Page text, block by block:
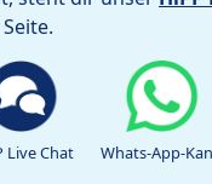
Live Chat Whats-App-